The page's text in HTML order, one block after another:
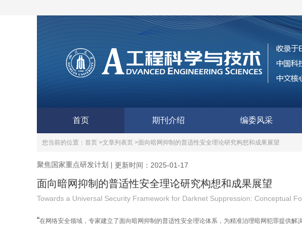
首页 期刊介绍 编委风采
您当前的位置： 首页 >文章列表页 >面向暗网抑制的普适性安全理论研究构想和成果展望
聚焦国家重点研发计划 | 更新时间：2025-01-17
面向暗网抑制的普适性安全理论研究构想和成果展望
Towards a Universal Security Framework for Darknet Suppression: Conceptual
“在网络安全领域，专家建立了面向暗网抑制的普适性安全理论体系，为精准治理暗网犯罪提供解决